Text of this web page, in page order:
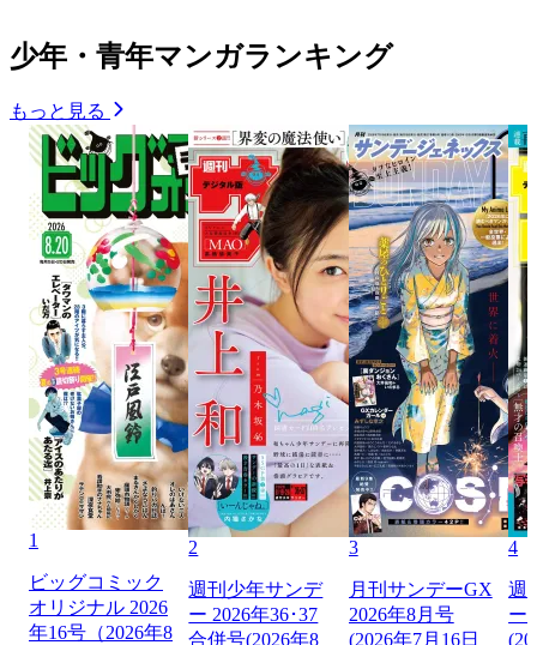
少年・青年マンガランキング
もっと見る
1
ビッグコミック
オリジナル 2026
年16号（2026年8
2
週刊少年サンデ
ー 2026年36･37
合併号(2026年8
3
月刊サンデーGX
2026年8月号
(2026年7月16日
4
週
ー